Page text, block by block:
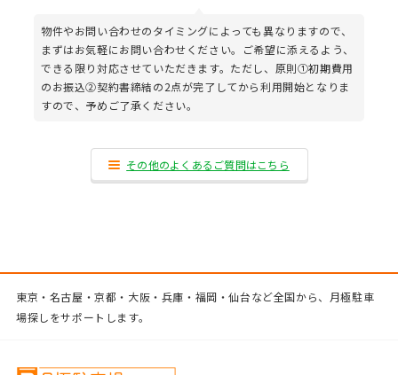
物件やお問い合わせのタイミングによっても異なりますので、
まずはお気軽にお問い合わせください。ご希望に添えるよう、
できる限り対応させていただきます。ただし、原則①初期費用
のお振込②契約書締結の2点が完了してから利用開始となりま
すので、予めご了承ください。
その他のよくあるご質問はこちら
東京・名古屋・京都・大阪・兵庫・福岡・仙台など全国から、月極駐車
場探しをサポートします。